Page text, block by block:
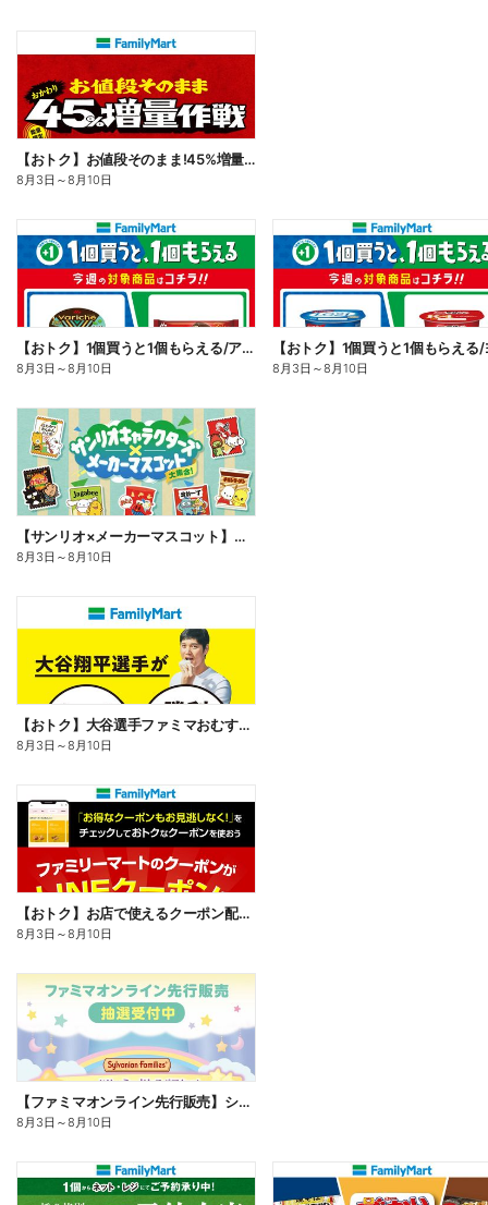
【おトク】お値段そのまま!45%増量作戦!
8月3日 ～8月10日
【おトク】1個買うと1個もらえる/アイス
8月3日 ～8月10日 8月3日 ～8月10日
【サンリオ×メーカーマスコット】オリジナルグッズ貰える!
8月3日 ～8月10日
【おトク】大谷選手ファミマおむすび割
8月3日 ～8月10日
【おトク】お店で使えるクーポン配信中
8月3日 ～8月10日
【ファミマオンライン先行販売】シルバニアファミリー
8月3日 ～8月10日